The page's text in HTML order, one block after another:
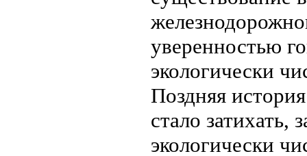
уверенностью
экологически
Поздняя
стало затихать,
экологически